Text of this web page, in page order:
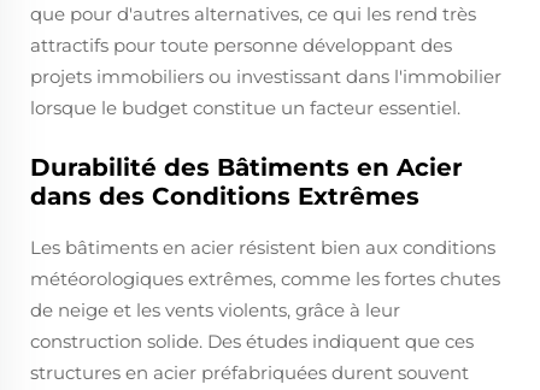
que pour d'autres alternatives, ce qui les rend très
attractifs pour toute personne développant des
projets immobiliers ou investissant dans l'immobilier
lorsque le budget constitue un facteur essentiel.
Durabilité des Bâtiments en Acier
dans des Conditions Extrêmes
Les bâtiments en acier résistent bien aux conditions
météorologiques extrêmes, comme les fortes chutes
de neige et les vents violents, grâce à leur
construction solide. Des études indiquent que ces
structures en acier préfabriquées durent souvent